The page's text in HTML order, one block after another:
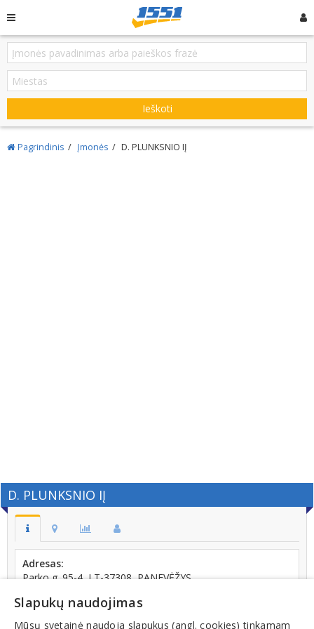
Ieškoti
Pagrindinis Įmonės D. PLUNKSNIO IĮ
D. PLUNKSNIO IĮ
Adresas:
Parko g. 95-4, LT-37308, PANEVĖŽYS
Telefonas:
+370 (686) 03981
Slapukų naudojimas
Mūsų svetainė naudoja slapukus (angl. cookies) tinkamam